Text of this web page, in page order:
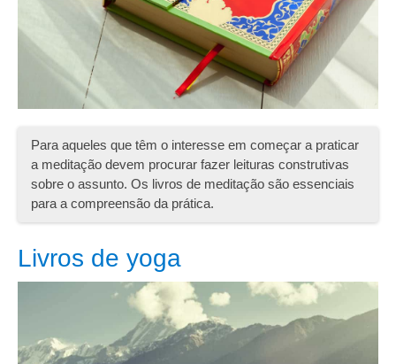
Para aqueles que têm o interesse em começar a praticar
a meditação devem procurar fazer leituras construtivas
sobre o assunto. Os livros de meditação são essenciais
para a compreensão da prática.
Livros de yoga